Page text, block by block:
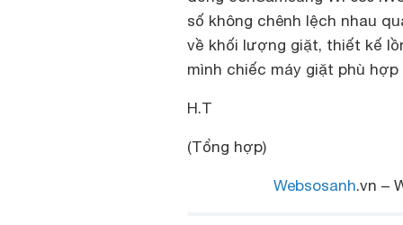
số không chênh lệch nhau
về khối lượng giặt, thiết kế
mình chiếc máy giặt phù
H.T
(Tổng hợp)
Websosanh.vn –